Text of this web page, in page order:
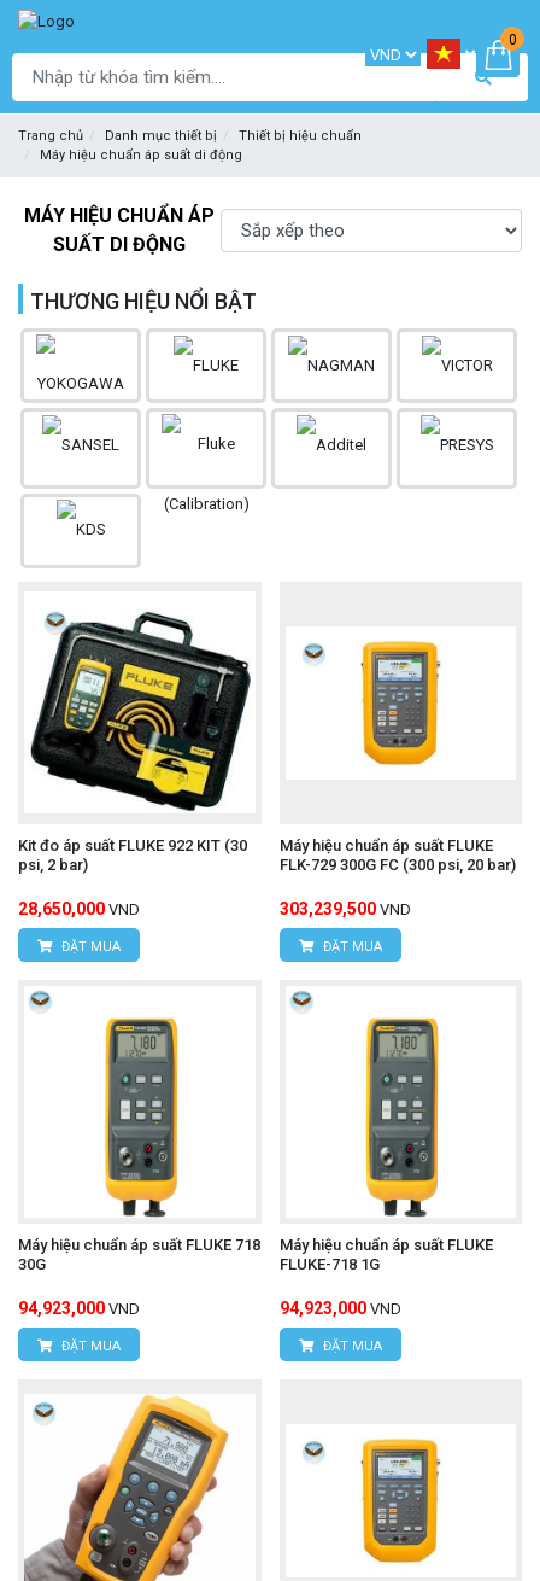
0
Trang chủ Danh mục thiết bị
Thiết bị hiệu chuẩn
Máy hiệu chuẩn áp suất di động
MÁY HIỆU CHUẨN ÁP
SUẤT DI ĐỘNG
THƯƠNG HIỆU NỔI BẬT
Kit đo áp suất FLUKE 922 KIT (30
psi, 2 bar)
28,650,000 VND
ĐẶT MUA
Máy hiệu chuẩn áp suất FLUKE
FLK-729 300G FC (300 psi, 20 bar)
303,239,500 VND
ĐẶT MUA
Máy hiệu chuẩn áp suất FLUKE 718
30G
94,923,000 VND
ĐẶT MUA
Máy hiệu chuẩn áp suất FLUKE
FLUKE-718 1G
94,923,000 VND
ĐẶT MUA